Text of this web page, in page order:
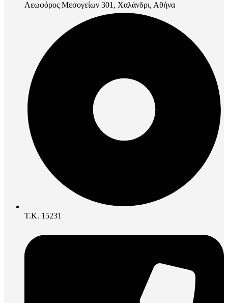
Λεωφόρος Μεσογείων 301, Χαλάνδρι, Αθήνα
Τ.Κ. 15231